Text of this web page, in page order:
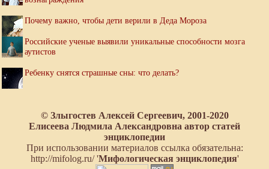
Почему важно, чтобы дети верили в Деда Мороза
Российские ученые выявили уникальные способности мозга
аутистов
Ребенку снятся страшные сны: что делать?
© Злыгостев Алексей Сергеевич, 2001-2020
Елисеева Людмила Александровна автор статей
энциклопедии
При использовании материалов ссылка обязательна:
http://mifolog.ru/ 'Мифологическая энциклопедия'